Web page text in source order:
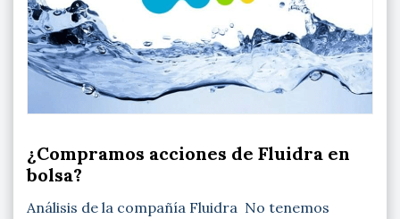
¿Compramos acciones de Fluidra en
bolsa?
Análisis de la compañía Fluidra No tenemos